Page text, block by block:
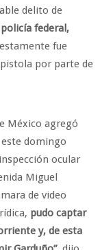
delito de
policía federal,
fue
por parte de
México agregó
domingo
ocular
Miguel
de video
pudo captar
y, de esta